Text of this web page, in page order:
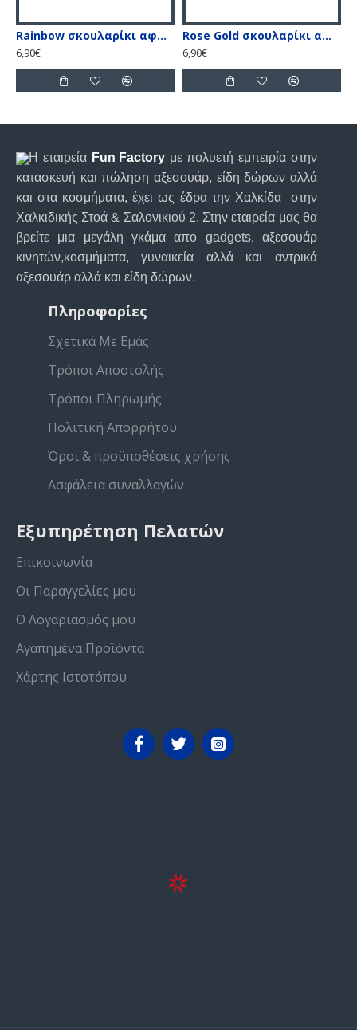
Rainbow σκουλαρίκι αφαλού με λευκές & ιριδίζον πέτρες
6,90€
Rose Gold σκουλαρίκι αφαλού με λευκές & ιριδίζον πέτρες
6,90€
Η εταιρεία Fun Factory με πολυετή εμπειρία στην
κατασκευή και πώληση αξεσουάρ, είδη δώρων αλλά
και στα κοσμήματα, έχει ως έδρα την Χαλκίδα στην
Χαλκιδικής Στοά & Σαλονικιού 2. Στην εταιρεία μας θα
βρείτε μια μεγάλη γκάμα απο gadgets, αξεσουάρ
κινητών,κοσμήματα, γυναικεία αλλά και αντρικά
αξεσουάρ αλλά και είδη δώρων.
Πληροφορίες
Σχετικά Με Εμάς
Τρόποι Αποστολής
Τρόποι Πληρωμής
Πολιτική Απορρήτου
Όροι & προϋποθέσεις χρήσης
Ασφάλεια συναλλαγών
Εξυπηρέτηση Πελατών
Επικοινωνία
Οι Παραγγελίες μου
Ο Λογαριασμός μου
Αγαπημένα Προϊόντα
Χάρτης Ιστοτόπου